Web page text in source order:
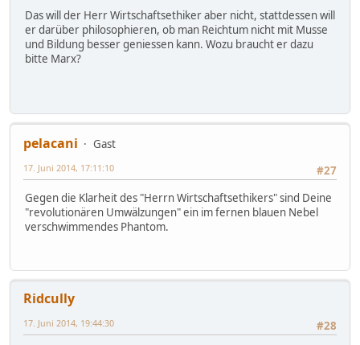
Das will der Herr Wirtschaftsethiker aber nicht, stattdessen will
er darüber philosophieren, ob man Reichtum nicht mit Musse
und Bildung besser geniessen kann. Wozu braucht er dazu
bitte Marx?
pelacani
Gast
#27
17. Juni 2014, 17:11:10
Gegen die Klarheit des "Herrn Wirtschaftsethikers" sind Deine
"revolutionären Umwälzungen" ein im fernen blauen Nebel
verschwimmendes Phantom.
Ridcully
#28
17. Juni 2014, 19:44:30